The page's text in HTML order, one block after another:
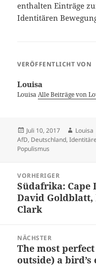
enthalten Einträge
Identitären
VERÖFFENTLICHT VON
Louisa
LouisaAlle Beiträge von
Veröffentlicht
am
Juli 10, 2017 Autor
Louisa
AfD, Deutschland,
Populismus
VORHERIGER
Vorheriger
Beitrag:
Südafrika: Cape
David Goldblatt,
Clark
NÄCHSTER
Nächster
Beitrag:
The most
outside) a bird’s